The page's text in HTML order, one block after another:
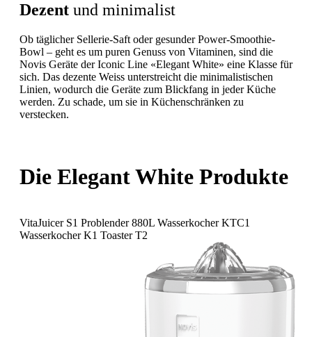
Dezent und minimalist
Ob täglicher Sellerie-Saft oder gesunder Power-Smoothie-
Bowl – geht es um puren Genuss von Vitaminen, sind die
Novis Geräte der Iconic Line «Elegant White» eine Klasse für
sich. Das dezente Weiss unterstreicht die minimalistischen
Linien, wodurch die Geräte zum Blickfang in jeder Küche
werden. Zu schade, um sie in Küchenschränken zu
verstecken.
Die Elegant White Produkte
VitaJuicer S1 Problender 880L Wasserkocher KTC1
Wasserkocher K1 Toaster T2